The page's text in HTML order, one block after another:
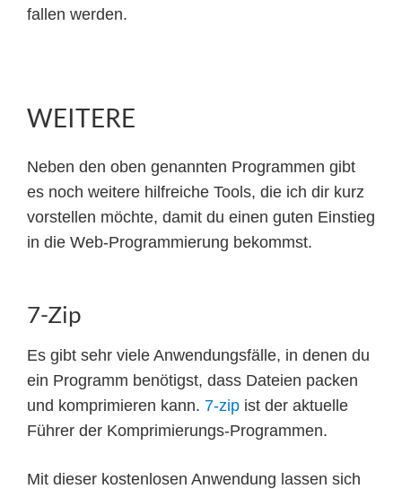
fallen werden.
WEITERE
Neben den oben genannten Programmen gibt
es noch weitere hilfreiche Tools, die ich dir kurz
vorstellen möchte, damit du einen guten Einstieg
in die Web-Programmierung bekommst.
7-Zip
Es gibt sehr viele Anwendungsfälle, in denen du
ein Programm benötigst, dass Dateien packen
und komprimieren kann. 7-zip ist der aktuelle
Führer der Komprimierungs-Programmen.
Mit dieser kostenlosen Anwendung lassen sich